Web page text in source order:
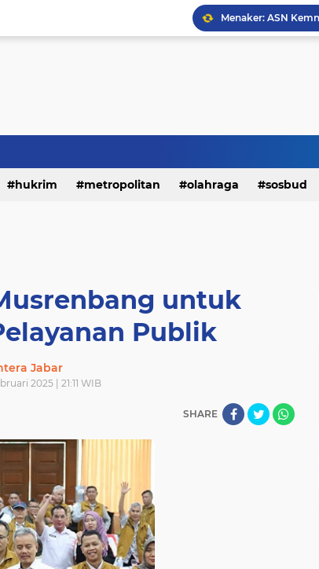
hukrim metropolitan olahraga sosbud
untuk
Publik
Jabar
2025 | 21:11 WIB
SHARE